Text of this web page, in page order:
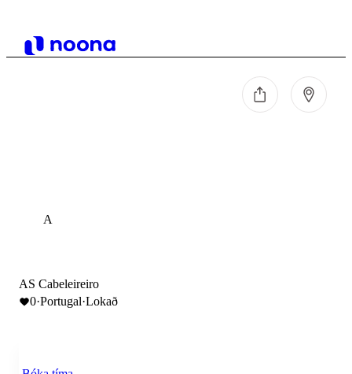
A
AS Cabeleireiro
0·Portugal·Lokað